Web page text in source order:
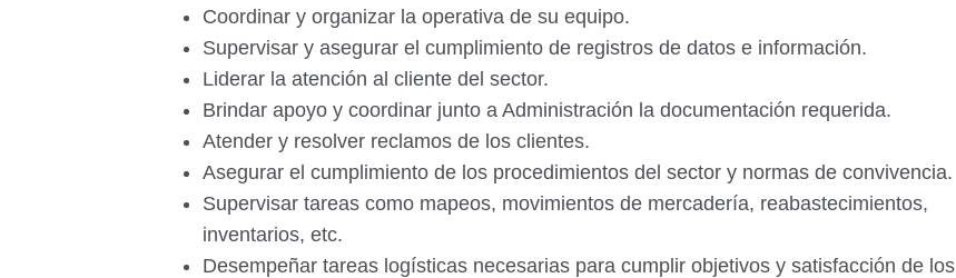
Coordinar y organizar la operativa de su equipo.
Supervisar y asegurar el cumplimiento de registros de datos e información.
Liderar la atención al cliente del sector.
Brindar apoyo y coordinar junto a Administración la documentación requerida.
Atender y resolver reclamos de los clientes.
Asegurar el cumplimiento de los procedimientos del sector y normas de convivencia.
Supervisar tareas como mapeos, movimientos de mercadería, reabastecimientos,
inventarios, etc.
Desempeñar tareas logísticas necesarias para cumplir objetivos y satisfacción de los